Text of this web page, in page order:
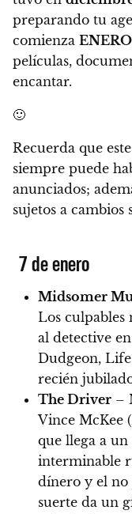
preparando tu
comienza ENERO
películas,
encantar.
🙂
Recuerda que
siempre puede
anunciados;
sujetos a cambios
7 de enero
Midsomer
Los culpables
al detective
Dudgeon,
recién
The Driver –
Vince McKee
que llega a
interminable
dínero y el no
suerte da un